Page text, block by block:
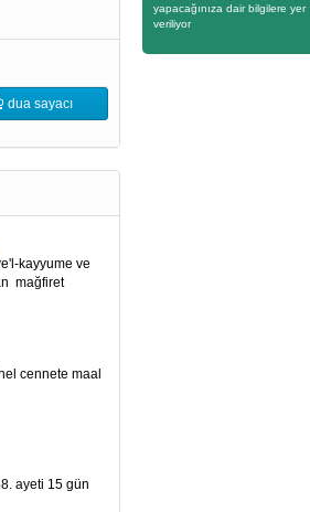
dua sayacı
kayyume ve
mağfiret
cennete maal
ayeti 15 gün
yapacağınıza dair bilgilere yer
veriliyor